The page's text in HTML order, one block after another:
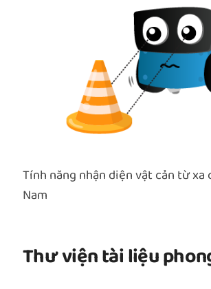
Tính năng nhận diện vật cản từ xa
Nam
Thư viện tài liệu